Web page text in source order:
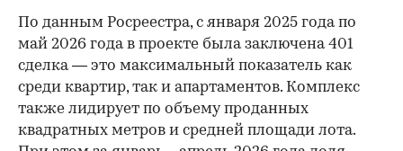
По данным Росреестра, с января 2025 года по
май 2026 года в проекте была заключена 401
сделка — это максимальный показатель как
среди квартир, так и апартаментов. Комплекс
также лидирует по объему проданных
квадратных метров и средней площади лота.